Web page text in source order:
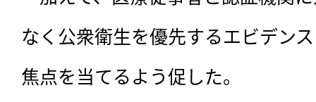
なく公衆衛生を優先するエビデン
焦点を当てるよう促した。